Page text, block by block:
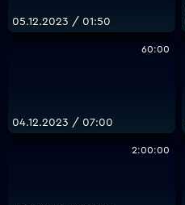
05.12.2023 / 01:50
60:00
04.12.2023 / 07:00
2:00:00